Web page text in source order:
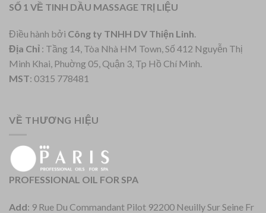
SỐ 1 VỀ TINH DẦU MASSAGE TRỊ LIỆU
Điều hành bởi Công ty TNHH DV Thiện Linh.
Địa Chỉ : Tầng 14, Tòa Nhà HM Town, Số 412 Nguyễn Thị
Minh Khai, Phuờng 05, Quận 3, Tp Hồ Chí Minh.
MST: 0315 778481
VỀ THƯƠNG HIỆU
PROFESSIONAL OIL FOR SPA
Add: 9 Rue Du Commandant Pilot 92200 Neuilly Sur Seine Fr